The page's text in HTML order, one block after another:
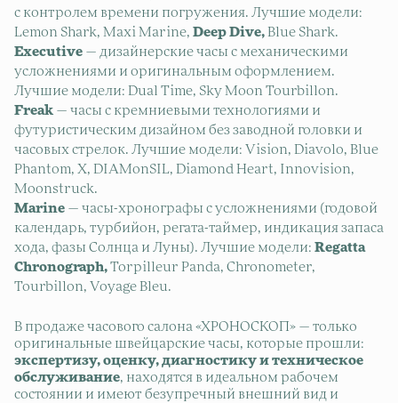
с контролем времени погружения. Лучшие модели:
Lemon Shark, Maxi Marine, Deep Dive, Blue Shark.
Executive — дизайнерские часы с механическими
усложнениями и оригинальным оформлением.
Лучшие модели: Dual Time, Sky Moon Tourbillon.
Freak — часы с кремниевыми технологиями и
футуристическим дизайном без заводной головки и
часовых стрелок. Лучшие модели: Vision, Diavolo, Blue
Phantom, X, DIAMonSIL, Diamond Heart, Innovision,
Moonstruck.
Marine — часы-хронографы с усложнениями (годовой
календарь, турбийон, регата-таймер, индикация запаса
хода, фазы Солнца и Луны). Лучшие модели: Regatta
Chronograph, Torpilleur Panda, Chronometer,
Tourbillon, Voyage Bleu.
В продаже часового салона «ХРОНОСКОП» — только
оригинальные швейцарские часы, которые прошли:
экспертизу, оценку, диагностику и техническое
обслуживание, находятся в идеальном рабочем
состоянии и имеют безупречный внешний вид и